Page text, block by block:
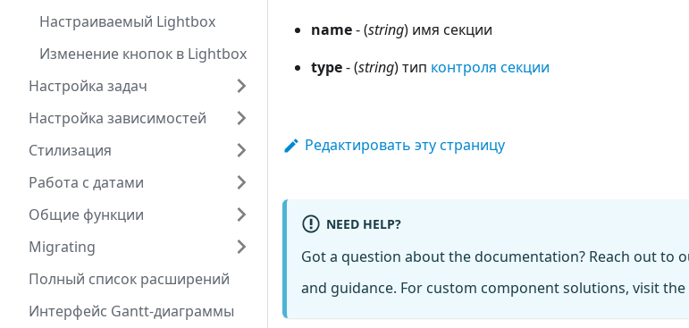
Настраиваемый Lightbox
Изменение кнопок в Lightbox
Настройка задач
Настройка зависимостей
Стилизация
Работа с датами
Общие функции
Migrating
Полный список расширений
Интерфейс Gantt-диаграммы
name- (string) имя секции
type- (string) тип контроля секции
Редактировать эту страницу
NEED HELP?
Got a question about the documentation? Reach out to
and guidance. For custom component solutions, visit the